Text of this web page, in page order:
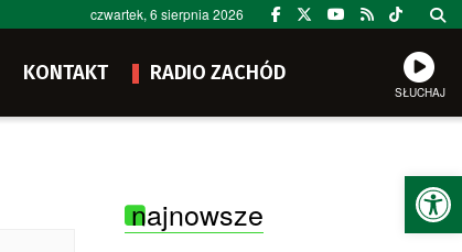
czwartek, 6 sierpnia 2026
KONTAKT RADIO ZACHÓD
SŁUCHAJ
najnowsze